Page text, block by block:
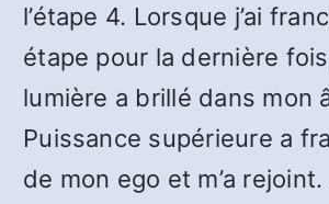
l’étape 4. Lorsque j’ai
étape pour la dernière
lumière a brillé dans mon
Puissance supérieure a
de mon ego et m’a